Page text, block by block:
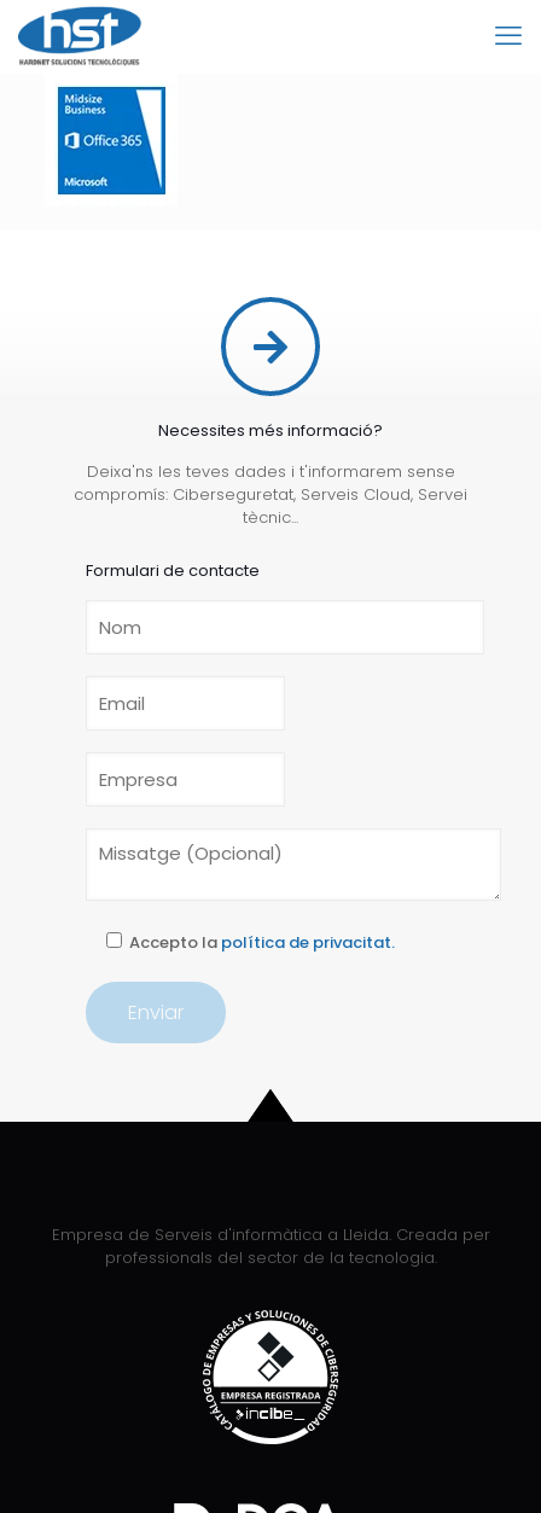
Necessites més informació?
Deixa'ns les teves dades i t'informarem sense
compromís: Ciberseguretat, Serveis Cloud, Servei
tècnic...
Formulari de contacte
Accepto la política de privacitat.
Empresa de Serveis d'informàtica a Lleida. Creada per
professionals del sector de la tecnologia.